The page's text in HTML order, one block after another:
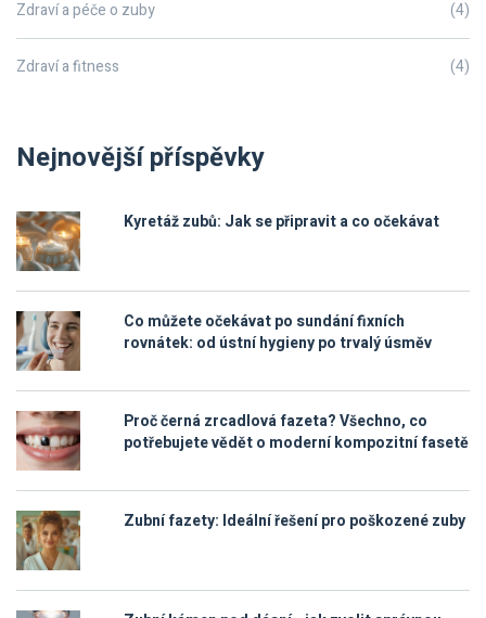
Zdraví a péče o zuby (4)
Zdraví a fitness (4)
Nejnovější příspěvky
Kyretáž zubů: Jak se připravit a co očekávat
Co můžete očekávat po sundání fixních
rovnátek: od ústní hygieny po trvalý úsměv
Proč černá zrcadlová fazeta? Všechno, co
potřebujete vědět o moderní kompozitní fasetě
Zubní fazety: Ideální řešení pro poškozené zuby